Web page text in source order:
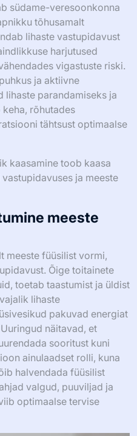
südame-veresoonkonna
tõhusamalt
lihaste vastupidavust
harjutused
vigastuste riski.
ja aktiivne
lihaste parandamiseks ja
rõhutades
tähtsust optimaalse
kaasamine toob kaasa
ja meeste
meeste
meeste füüsilist vormi,
Õige toitainete
toetab taastumist ja üldist
lihaste
pakuvad energiat
näitavad, et
sooritust kuni
ainulaadset rolli, kuna
halvendada füüsilist
valgud, puuviljad ja
optimaalse tervise